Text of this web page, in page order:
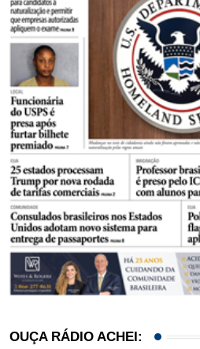
OUÇA RÁDIO ACHEI: